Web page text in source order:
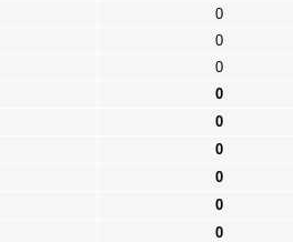
0
0
0
0
0
0
0
0
0